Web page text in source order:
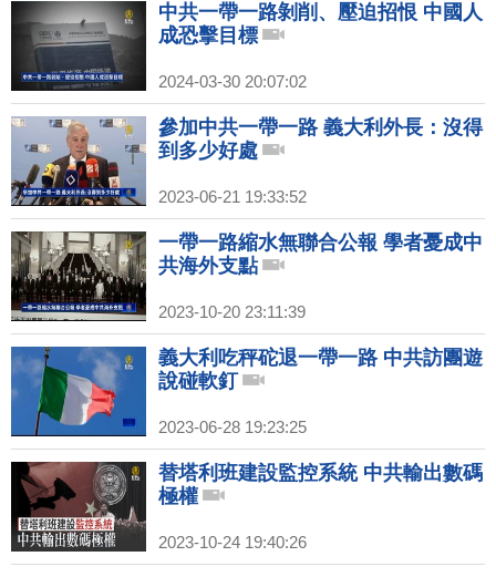
中共一帶一路剝削、壓迫招恨 中國人
成恐擊目標
2024-03-30 20:07:02
參加中共一帶一路 義大利外長：沒得
到多少好處
2023-06-21 19:33:52
一帶一路縮水無聯合公報 學者憂成中
共海外支點
2023-10-20 23:11:39
義大利吃秤砣退一帶一路 中共訪團遊
說碰軟釘
2023-06-28 19:23:25
替塔利班建設監控系統 中共輸出數碼
極權
2023-10-24 19:40:26